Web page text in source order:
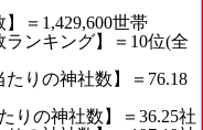
】＝1,429,600世帯
ランキング】＝10位(全
たりの神社数】＝76.18
りの神社数】＝36.25社